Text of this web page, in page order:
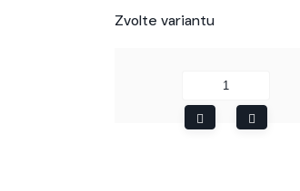
cena:
Zvolte variantu